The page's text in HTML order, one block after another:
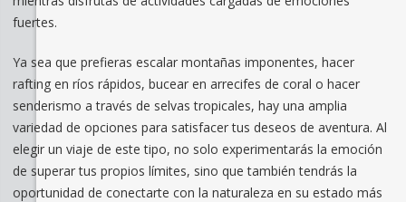
fuertes.
Ya sea que prefieras escalar montañas imponentes, hacer
rafting en ríos rápidos, bucear en arrecifes de coral o hacer
senderismo a través de selvas tropicales, hay una amplia
variedad de opciones para satisfacer tus deseos de aventura. Al
elegir un viaje de este tipo, no solo experimentarás la emoción
de superar tus propios límites, sino que también tendrás la
oportunidad de conectarte con la naturaleza en su estado más